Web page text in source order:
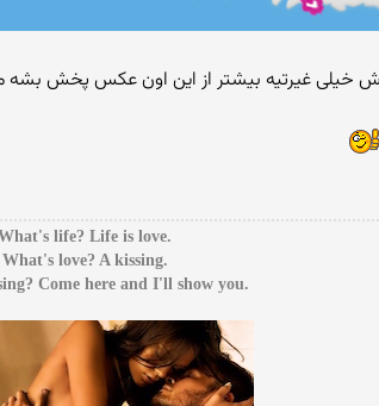
.What's life? Life is love
.What's love? A kissing
.What's kissing? Come here and I'll show you